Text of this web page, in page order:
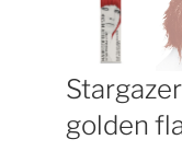
golden